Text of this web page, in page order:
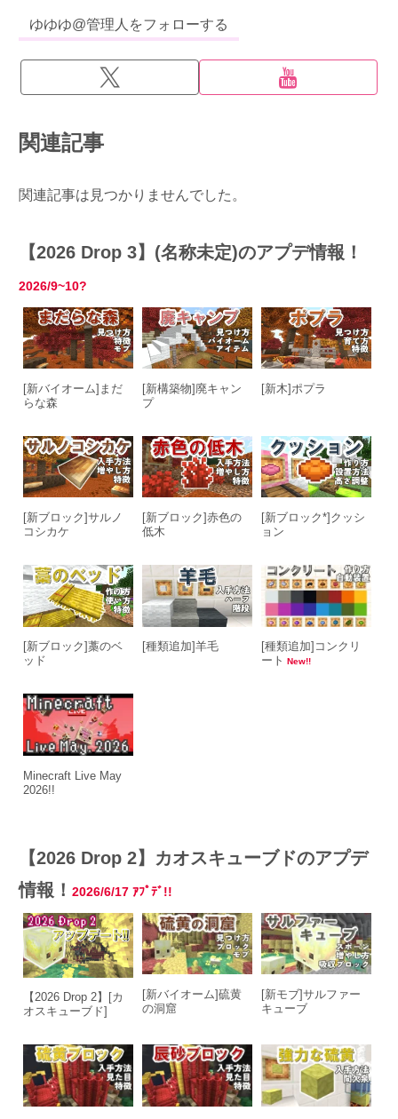
ゆゆゆ@管理人をフォローする
関連記事
関連記事は見つかりませんでした。
【2026 Drop 3】(名称未定)のアプデ情報！
2026/9~10?
[新バイオーム]まだ
らな森
[新構築物]廃キャン
プ
[新木]ポプラ
[新ブロック]サルノ
コシカケ
[新ブロック]赤色の
低木
[新ブロック*]クッシ
ョン
[新ブロック]藁のベ
ッド
[種類追加]羊毛
[種類追加]コンクリ
ート New!!
Minecraft Live May
2026!!
【2026 Drop 2】カオスキューブドのアプデ
情報！ 2026/6/17 ｱﾌﾟﾃﾞ!!
【2026 Drop 2】[カ
オスキューブド]
[新バイオーム]硫黄
の洞窟
[新モブ]サルファー
キューブ